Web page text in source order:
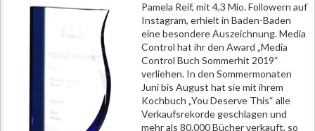
Pamela Reif, mit 4,3 Mio. Followern auf
Instagram, erhielt in Baden-Baden
eine besondere Auszeichnung. Media
Control hat ihr den Award „Media
Control Buch Sommerhit 2019“
verliehen. In den Sommermonaten
Juni bis August hat sie mit ihrem
Kochbuch „You Deserve This“ alle
Verkaufsrekorde geschlagen und
mehr als 80.000 Bücher verkauft, so